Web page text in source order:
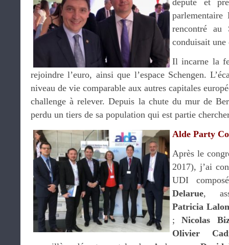
député et
parlementaire
rencontré au
conduisait une
Il incarne la
rejoindre l’euro, ainsi que l’espace Schengen.
niveau de vie comparable aux autres capitales
challenge à relever. Depuis la chute du mur de
perdu un tiers de sa population qui est partie
Alde Party
Après le
2017), j’ai
UDI
Delarue,
Patricia
;Nicolas
Olivier